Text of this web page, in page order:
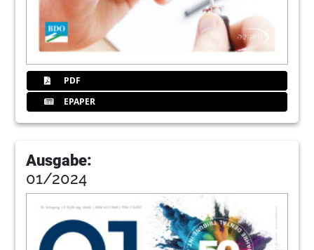
PDF
EPAPER
Ausgabe:
01/2024